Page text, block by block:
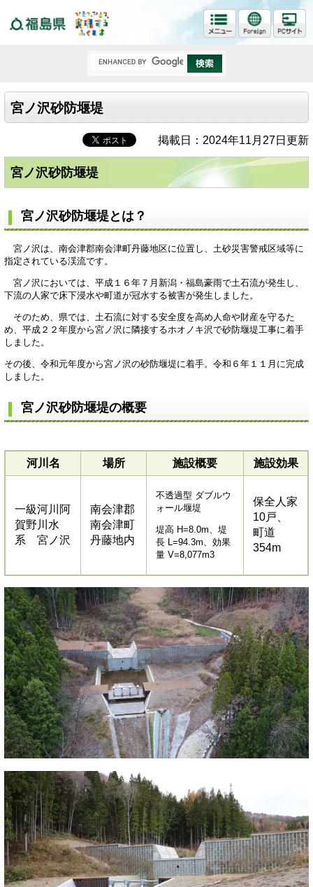
宮ノ沢砂防堰堤
掲載日：2024年11月27日更新
宮ノ沢砂防堰堤
宮ノ沢砂防堰堤とは？
宮ノ沢は、南会津郡南会津町丹藤地区に位置し、土砂災害警戒区域等に
指定されている渓流です。
宮ノ沢においては、平成１６年７月新潟・福島豪雨で土石流が発生し、
下流の人家で床下浸水や町道が冠水する被害が発生しました。
そのため、県では、土石流に対する安全度を高め人命や財産を守るた
め、平成２２年度から宮ノ沢に隣接するホオノキ沢で砂防堰堤工事に着手
しました。
その後、令和元年度から宮ノ沢の砂防堰堤に着手。令和６年１１月に完成
しました。
宮ノ沢砂防堰堤の概要
河川名 場所 施設概要 施設効果
一級河川阿
賀野川水
系 宮ノ沢
南会津郡
南会津町
丹藤地内
不透過型 ダブルウ
ォール堰堤
堤高 H=8.0m、堤
長 L=94.3m、効果
量 V=8,077m3
保全人家
10戸、
町道
354m